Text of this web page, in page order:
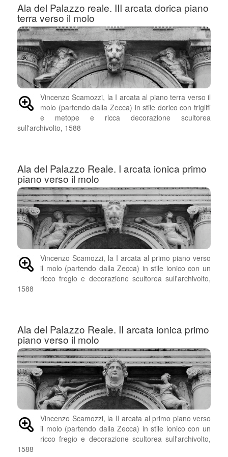
Ala del Palazzo reale. III arcata dorica piano
terra verso il molo
Vincenzo Scamozzi, la I arcata al piano terra verso il
molo (partendo dalla Zecca) in stile dorico con triglifi
e metope e ricca decorazione scultorea
sull'archivolto, 1588
Ala del Palazzo Reale. I arcata ionica primo
piano verso il molo
Vincenzo Scamozzi, la I arcata al primo piano verso
il molo (partendo dalla Zecca) in stile ionico con un
ricco fregio e decorazione scultorea sull'archivolto,
1588
Ala del Palazzo Reale. II arcata ionica primo
piano verso il molo
Vincenzo Scamozzi, la II arcata al primo piano verso
il molo (partendo dalla Zecca) in stile ionico con un
ricco fregio e decorazione scultorea sull'archivolto,
1588